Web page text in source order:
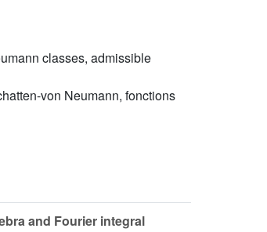
classes, admissible
von Neumann, fonctions
and Fourier integral